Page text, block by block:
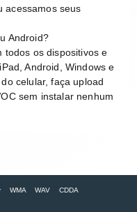
acessamos seus
Android?
todos os dispositivos e
Android, Windows e
celular, faça upload
sem instalar nenhum
WMA WAV CDDA